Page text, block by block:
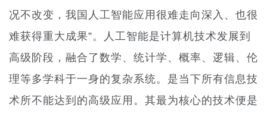
况不改变，我国人工智能应用很难走向深入、也很
难获得重大成果”。
人工智能是计算机技术发展到
高级阶段，融合了数学、统计学、概率、逻辑、伦
理等多学科于一身的复杂系统。是当下所有信息技
术所不能达到的高级应用。其最为核心的技术便是